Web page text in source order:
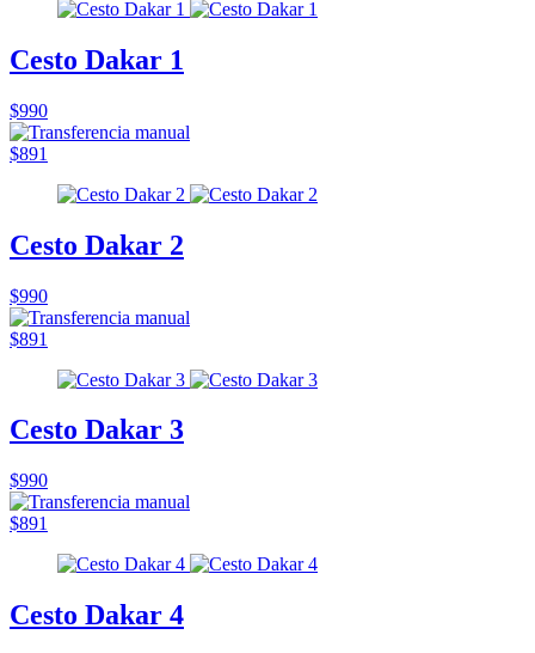
Cesto Dakar 1
$990
$891
Cesto Dakar 2
$990
$891
Cesto Dakar 3
$990
$891
Cesto Dakar 4